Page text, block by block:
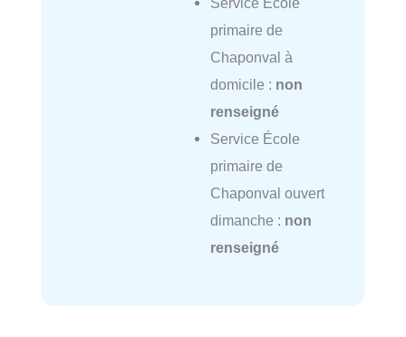
primaire de
Chaponval à
domicile : non
renseigné
Service École
primaire de
Chaponval ouvert
dimanche : non
renseigné